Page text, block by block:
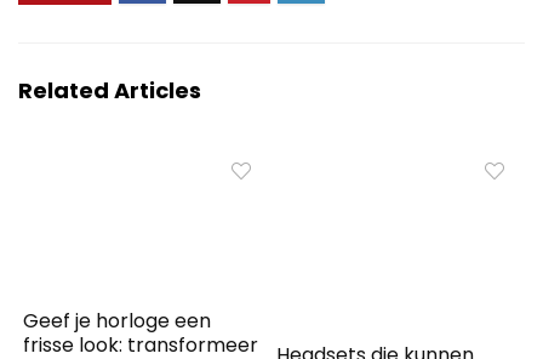
Related Articles
Geef je horloge een
frisse look: transformeer